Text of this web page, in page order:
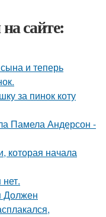
сайте:
и теперь
за пинок коту
Памела Андерсон -
которая начала
Должен